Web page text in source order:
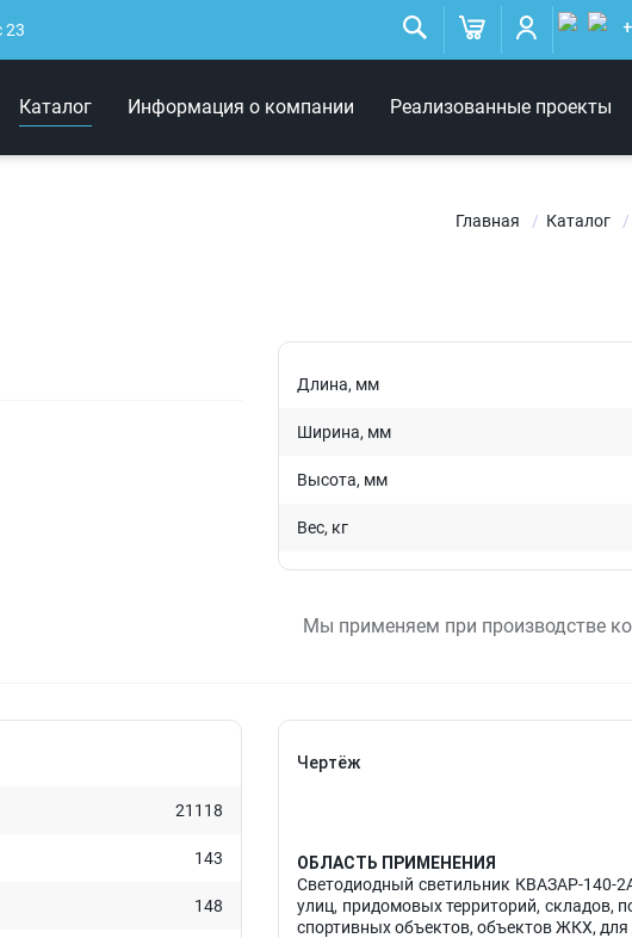
23
КаталогИнтерьерные светильники
Информация о компании Реализованные проекты
Главная Каталог
Длина, мм
Ширина, мм
Высота, мм
Вес, кг
Мы применяем при производстве
21118
143
148
Чертёж
ОБЛАСТЬ ПРИМЕНЕНИЯ
Светодиодный светильник КВАЗАР-140-
улиц, придомовых территорий, складов,
спортивных объектов, объектов ЖКХ,